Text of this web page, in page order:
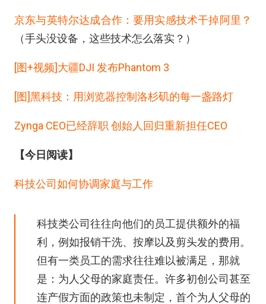
京东与英特尔达成合作：要用实感技术干掉阿里？
（手头没设备，这些技术怎么落实？）
[图+视频]大疆DJI 发布Phantom 3
[图]黑科技：用浏览器控制洛杉矶的每一盏路灯
Zynga CEO已经辞职 创始人回归重新担任CEO
【今日阅读】
科技公司如何协调家庭与工作
科技类公司往往向他们的员工提供额外的福
利，例如报销干洗、按摩以及剪头发的费用。
但有一类员工的需求往往难以被满足，那就
是：为人父母的家庭责任。许多初创公司甚至
连产假方面的政策也未制定，首个为人父母的